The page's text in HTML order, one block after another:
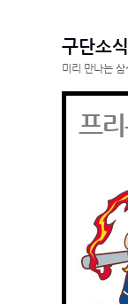
구단소식
미리 만나는
프